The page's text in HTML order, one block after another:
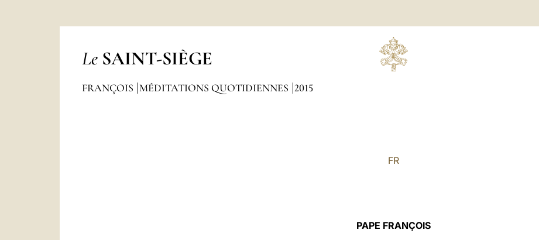
Le SAINT-SIÈGE
FRANÇOIS MÉDITATIONS QUOTIDIENNES 2015
FR
PAPE FRANÇOIS